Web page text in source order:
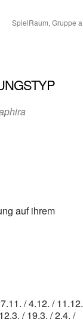
SpielRaum, Gruppe a
auf ihrem
/ 4.12. / 11.12.
/ 19.3. / 2.4. /